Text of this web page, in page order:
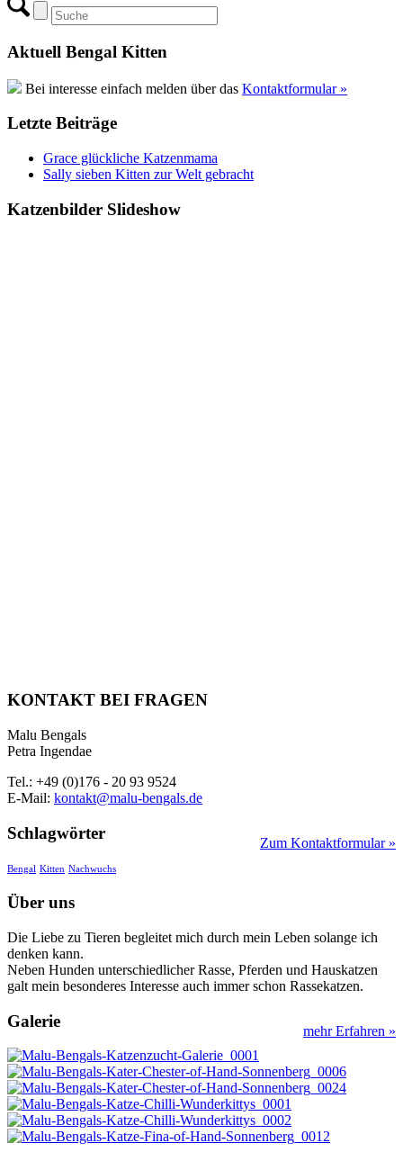
Aktuell Bengal Kitten
Bei interesse einfach melden über das Kontaktformular »
Letzte Beiträge
Grace glückliche Katzenmama
Sally sieben Kitten zur Welt gebracht
Katzenbilder Slideshow
KONTAKT BEI FRAGEN
Malu Bengals
Petra Ingendae
Tel.: +49 (0)176 - 20 93 9524
E-Mail: kontakt@malu-bengals.de
Zum Kontaktformular »
Schlagwörter
Bengal Kitten Nachwuchs
Über uns
Die Liebe zu Tieren begleitet mich durch mein Leben solange ich
denken kann.
Neben Hunden unterschiedlicher Rasse, Pferden und Hauskatzen
galt mein besonderes Interesse auch immer schon Rassekatzen.
mehr Erfahren »
Galerie